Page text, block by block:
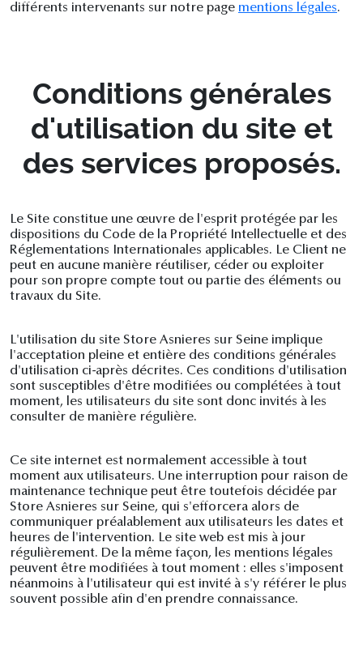
différents intervenants sur notre page mentions légales.
Conditions générales
d'utilisation du site et
des services proposés.
Le Site constitue une œuvre de l'esprit protégée par les
dispositions du Code de la Propriété Intellectuelle et des
Réglementations Internationales applicables. Le Client ne
peut en aucune manière réutiliser, céder ou exploiter
pour son propre compte tout ou partie des éléments ou
travaux du Site.
L'utilisation du site Store Asnieres sur Seine implique
l'acceptation pleine et entière des conditions générales
d'utilisation ci-après décrites. Ces conditions d'utilisation
sont susceptibles d'être modifiées ou complétées à tout
moment, les utilisateurs du site sont donc invités à les
consulter de manière régulière.
Ce site internet est normalement accessible à tout
moment aux utilisateurs. Une interruption pour raison de
maintenance technique peut être toutefois décidée par
Store Asnieres sur Seine, qui s'efforcera alors de
communiquer préalablement aux utilisateurs les dates et
heures de l'intervention. Le site web est mis à jour
régulièrement. De la même façon, les mentions légales
peuvent être modifiées à tout moment : elles s'imposent
néanmoins à l'utilisateur qui est invité à s'y référer le plus
souvent possible afin d'en prendre connaissance.